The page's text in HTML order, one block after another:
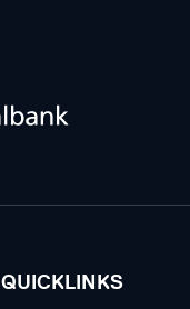
QUICKLINKS